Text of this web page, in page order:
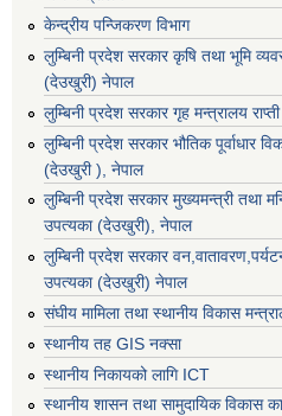
केन्द्रीय पन्जिकरण विभाग
लुम्बिनी प्रदेश सरकार कृषि तथा भूमि
(देउखुरी) नेपाल
लुम्बिनी प्रदेश सरकार गृह मन्त्रालय
लुम्बिनी प्रदेश सरकार भौतिक पूर्वाधार
(देउखुरी ), नेपाल
लुम्बिनी प्रदेश सरकार मुख्यमन्त्री तथा
उपत्यका (देउखुरी), नेपाल
लुम्बिनी प्रदेश सरकार
उपत्यका (देउखुरी) नेपाल
संघीय मामिला तथा स्थानीय विकास
स्थानीय तह GIS नक्सा
स्थानीय निकायको लागि ICT
स्थानीय शासन तथा सामुदायिक विकास